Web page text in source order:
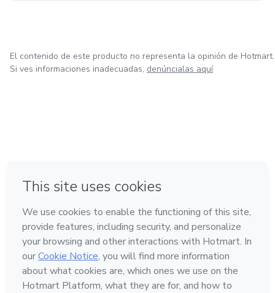
El contenido de este producto no representa la opinión de Hotmart.
Si ves informaciones inadecuadas, denúncialas aquí
Hecho con❤ en Belo Horizonte
Conoce Hotmart
Idioma